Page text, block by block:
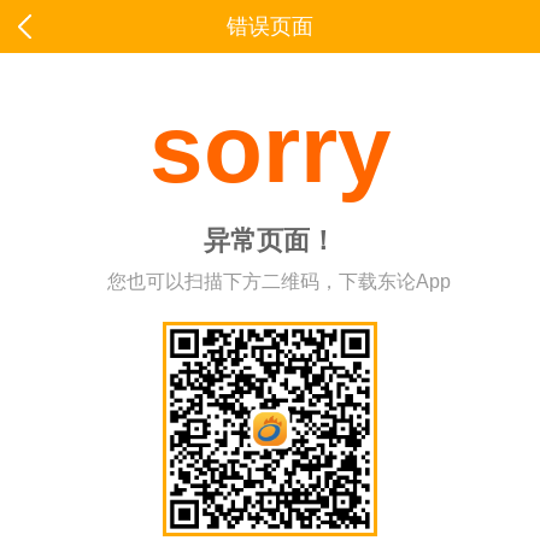
错误页面
sorry
异常页面！
您也可以扫描下方二维码，下载东论App